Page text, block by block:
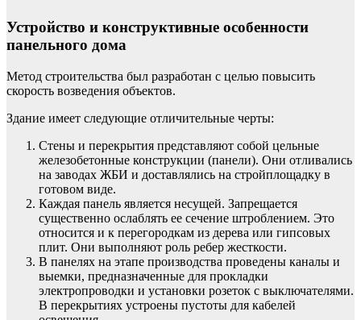
Устройство и конструктивные особенности
панельного дома
Метод строительства был разработан с целью повысить
скорость возведения объектов.
Здание имеет следующие отличительные черты:
Стены и перекрытия представляют собой цельные
железобетонные конструкции (панели). Они отливались
на заводах ЖБИ и доставлялись на стройплощадку в
готовом виде.
Каждая панель является несущей. Запрещается
существенно ослаблять ее сечение штроблением. Это
относится и к перегородкам из дерева или гипсовых
плит. Они выполняют роль ребер жесткости.
В панелях на этапе производства проведены каналы и
выемки, предназначенные для прокладки
электропроводки и установки розеток с выключателями.
В перекрытиях устроены пустоты для кабелей